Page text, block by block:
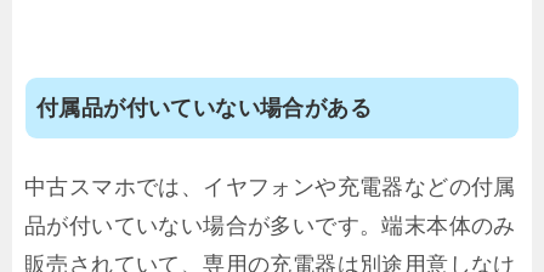
付属品が付いていない場合がある
中古スマホでは、イヤフォンや充電器などの付属
品が付いていない場合が多いです。端末本体のみ
販売されていて、専用の充電器は別途用意しなけ